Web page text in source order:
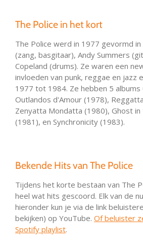
The Police in het kort
The Police werd in 1977 gevormd
(zang, basgitaar), Andy Summers
Copeland (drums). Ze waren een
invloeden van punk, reggae en jazz
1977 tot 1984. Ze hebben 5 albums
Outlandos d'Amour (1978),
Zenyatta Mondatta (1980), Ghost in
(1981), en Synchronicity (1983).
Bekende Hits van The Police
Tijdens het korte bestaan van The
heel wat hits gescoord. Elk van de
hieronder kun je via de link
bekijken) op YouTube. Of beluister
Spotify playlist.